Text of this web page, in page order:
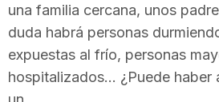
una familia cercana, unos
duda habrá personas
expuestas al frío, personas
hospitalizados… ¿Puede haber